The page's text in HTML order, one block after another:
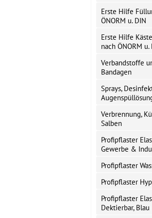
Erste Hilfe
ÖNORM u. DIN
Erste Hilfe
nach ÖNORM u.
Verbandstoffe
Bandagen
Sprays,
Verbrennung,
Salben
Profipflaster
Gewerbe &
Profipflaster
Profipflaster
Profipflaster
Dektierbar, Blau